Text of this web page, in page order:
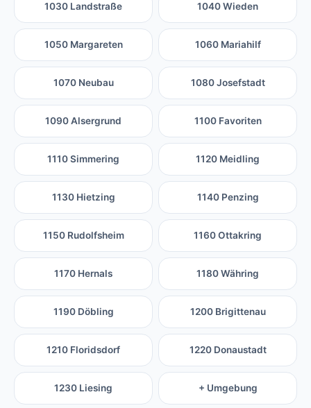
1030 Landstraße 1040 Wieden
1050 Margareten 1060 Mariahilf
1070 Neubau 1080 Josefstadt
1090 Alsergrund 1100 Favoriten
1110 Simmering 1120 Meidling
1130 Hietzing 1140 Penzing
1150 Rudolfsheim 1160 Ottakring
1170 Hernals 1180 Währing
1190 Döbling 1200 Brigittenau
1210 Floridsdorf 1220 Donaustadt
1230 Liesing + Umgebung